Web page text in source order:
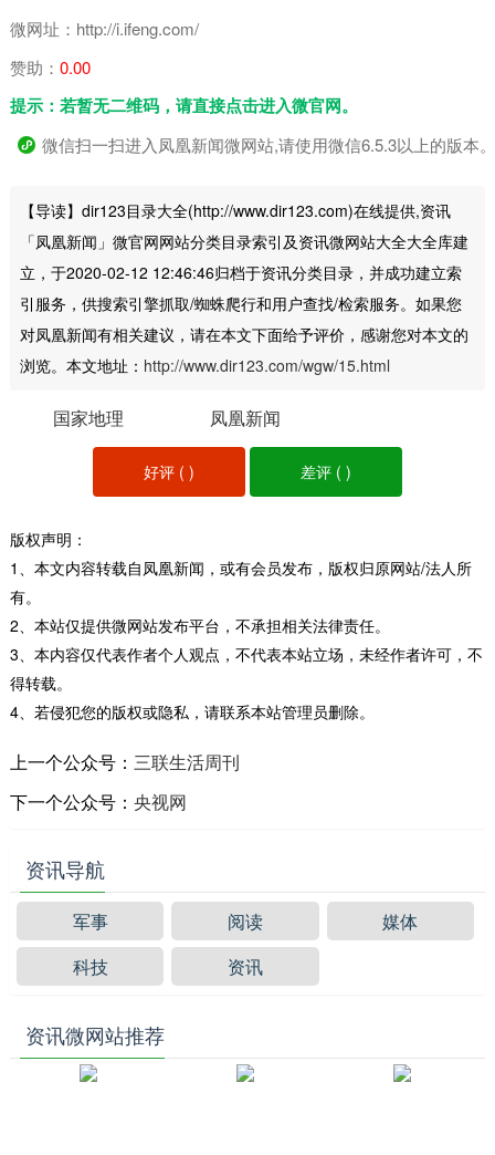
微网址：http://i.ifeng.com/
赞助： 0.00
提示：若暂无二维码，请直接点击进入微官网。
微信扫一扫进入凤凰新闻微网站,请使用微信6.5.3以上的版本。
【导读】dir123目录大全(http://www.dir123.com)在线提供,资讯
「凤凰新闻」微官网网站分类目录索引及资讯微网站大全大全库建
立，于2020-02-12 12:46:46归档于资讯分类目录，并成功建立索
引服务，供搜索引擎抓取/蜘蛛爬行和用户查找/检索服务。如果您
对凤凰新闻有相关建议，请在本文下面给予评价，感谢您对本文的
浏览。本文地址： http://www.dir123.com/wgw/15.html
国家地理 凤凰新闻
好评 () 差评 ( )
版权声明：
1、本文内容转载自凤凰新闻，或有会员发布，版权归原网站/法人所
有。
2、本站仅提供微网站发布平台，不承担相关法律责任。
3、本内容仅代表作者个人观点，不代表本站立场，未经作者许可，不
得转载。
4、若侵犯您的版权或隐私，请联系本站管理员删除。
上一个公众号： 三联生活周刊
下一个公众号： 央视网
资讯导航
军事 阅读
媒体
科技
资讯
资讯微网站推荐